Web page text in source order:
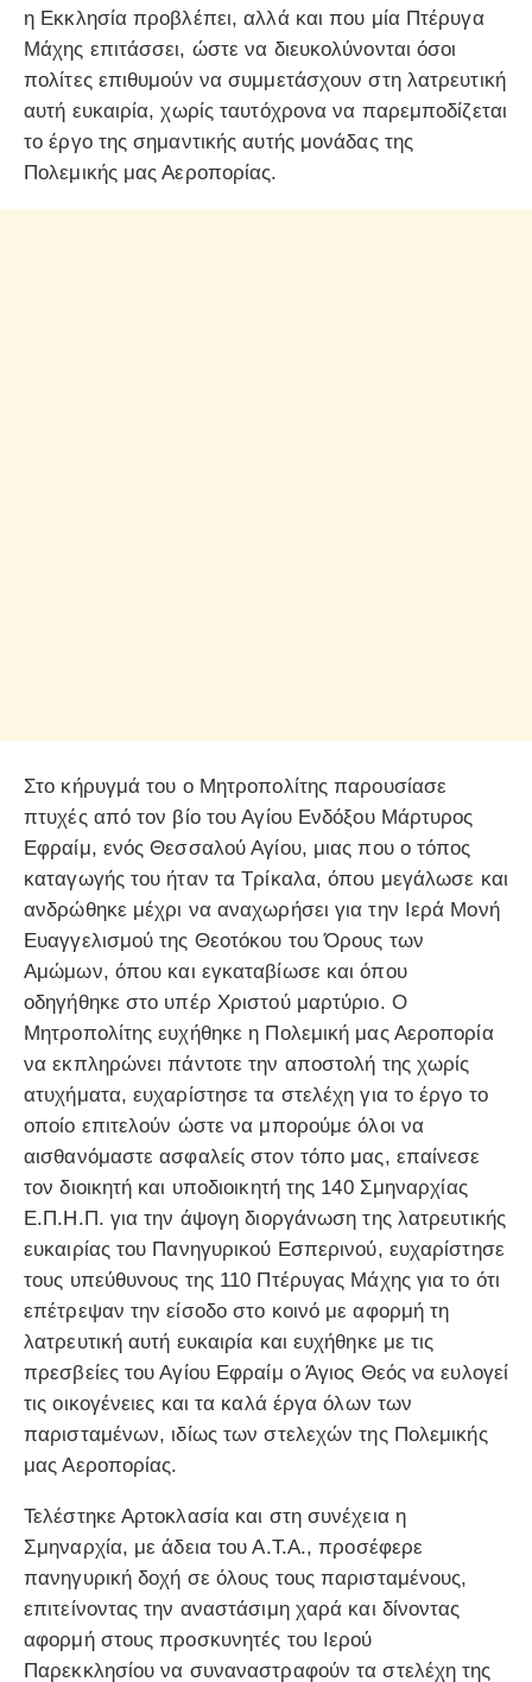
η Εκκλησία προβλέπει, αλλά και που μία Πτέρυγα
Μάχης επιτάσσει, ώστε να διευκολύνονται όσοι
πολίτες επιθυμούν να συμμετάσχουν στη λατρευτική
αυτή ευκαιρία, χωρίς ταυτόχρονα να παρεμποδίζεται
το έργο της σημαντικής αυτής μονάδας της
Πολεμικής μας Αεροπορίας.
Στο κήρυγμά του ο Μητροπολίτης παρουσίασε
πτυχές από τον βίο του Αγίου Ενδόξου Μάρτυρος
Εφραίμ, ενός Θεσσαλού Αγίου, μιας που ο τόπος
καταγωγής του ήταν τα Τρίκαλα, όπου μεγάλωσε και
ανδρώθηκε μέχρι να αναχωρήσει για την Ιερά Μονή
Ευαγγελισμού της Θεοτόκου του Όρους των
Αμώμων, όπου και εγκαταβίωσε και όπου
οδηγήθηκε στο υπέρ Χριστού μαρτύριο. Ο
Μητροπολίτης ευχήθηκε η Πολεμική μας Αεροπορία
να εκπληρώνει πάντοτε την αποστολή της χωρίς
ατυχήματα, ευχαρίστησε τα στελέχη για το έργο το
οποίο επιτελούν ώστε να μπορούμε όλοι να
αισθανόμαστε ασφαλείς στον τόπο μας, επαίνεσε
τον διοικητή και υποδιοικητή της 140 Σμηναρχίας
Ε.Π.Η.Π. για την άψογη διοργάνωση της λατρευτικής
ευκαιρίας του Πανηγυρικού Εσπερινού, ευχαρίστησε
τους υπεύθυνους της 110 Πτέρυγας Μάχης για το ότι
επέτρεψαν την είσοδο στο κοινό με αφορμή τη
λατρευτική αυτή ευκαιρία και ευχήθηκε με τις
πρεσβείες του Αγίου Εφραίμ ο Άγιος Θεός να ευλογεί
τις οικογένειες και τα καλά έργα όλων των
παρισταμένων, ιδίως των στελεχών της Πολεμικής
μας Αεροπορίας.
Τελέστηκε Αρτοκλασία και στη συνέχεια η
Σμηναρχία, με άδεια του Α.Τ.Α., προσέφερε
πανηγυρική δοχή σε όλους τους παρισταμένους,
επιτείνοντας την αναστάσιμη χαρά και δίνοντας
αφορμή στους προσκυνητές του Ιερού
Παρεκκλησίου να συναναστραφούν τα στελέχη της